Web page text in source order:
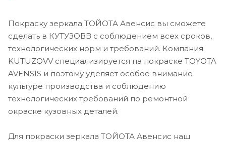
Покраску зеркала ТОЙОТА Авенсис вы сможете
сделать в КУТУЗОВВ с соблюдением всех сроков,
технологических норм и требований. Компания
KUTUZOVV специализируется на покраске TOYOTA
AVENSIS и поэтому уделяет особое внимание
культуре производства и соблюдению
технологических требований по ремонтной
окраске кузовных деталей.
Для покраски зеркала ТОЙОТА Авенсис наш